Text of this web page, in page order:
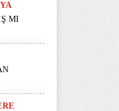
MI